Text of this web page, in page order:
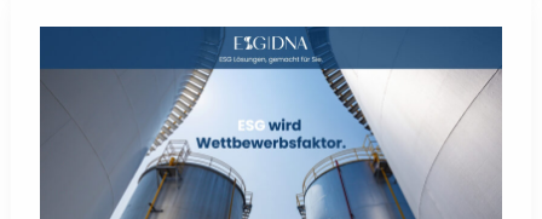
als
Erfolgsfaktor
Außenhandel